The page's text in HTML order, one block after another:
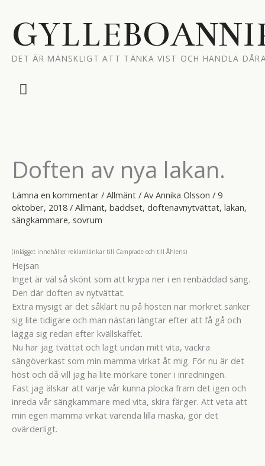
innehåll
DET ÄR MÄNSKLIGT ATT TÄNKA VIST OCH HANDLA
Huvudmeny
Doften av nya lakan.
Lämna en kommentar / Allmänt / Av Annika Olsson / 9
oktober, 2018 / Allmänt, bäddset, doftenavnytvättat, lakan,
sängkammare, sovrum
(inlägget innehåller reklamlänkar till Camprade och till Åhlens)
Hejsan
Inget är väl så skönt som att krypa ner i en renbäddad säng.
Den där doften av nytvättat.
Extra mysigt är det såklart nu på hösten när mörkret sänker
sig lite tidigare och man nästan längtar efter att få gå och
lägga sig redan efter kvällskaffet.
Nu har jag tvättat och lagt undan mitt vita, vackra
sängöverkast som min mamma virkat åt mig. För nu är det
höst och då vill jag ha lite mörkare toner i inredningen.
Fast jag älskar att varje vår kunna plocka fram det igen och
inreda vår sängkammare med vita, skira färger. Att veta att
min egen mamma virkat varenda lilla maska, gör det
ovärderligt.